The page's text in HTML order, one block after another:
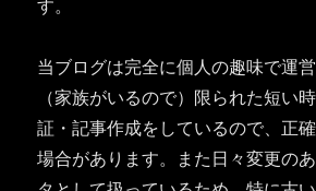
す。
当ブログは完全に個人の趣味で運営
（家族がいるので）限られた短い
証・記事作成をしているので、正
場合があります。また日々変更の